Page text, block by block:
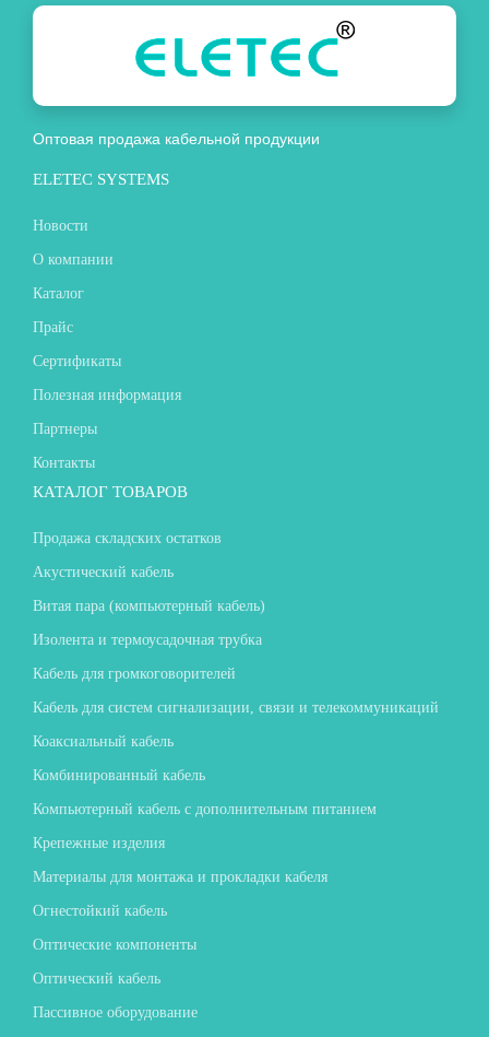
Оптовая продажа кабельной продукции
ELETEC SYSTEMS
Новости
О компании
Каталог
Прайс
Сертификаты
Полезная информация
Партнеры
Контакты
КАТАЛОГ ТОВАРОВ
Продажа складских остатков
Акустический кабель
Витая пара (компьютерный кабель)
Изолента и термоусадочная трубка
Кабель для громкоговорителей
Кабель для систем сигнализации, связи и телекоммуникаций
Коаксиальный кабель
Комбинированный кабель
Компьютерный кабель с дополнительным питанием
Крепежные изделия
Материалы для монтажа и прокладки кабеля
Огнестойкий кабель
Оптические компоненты
Оптический кабель
Пассивное оборудование